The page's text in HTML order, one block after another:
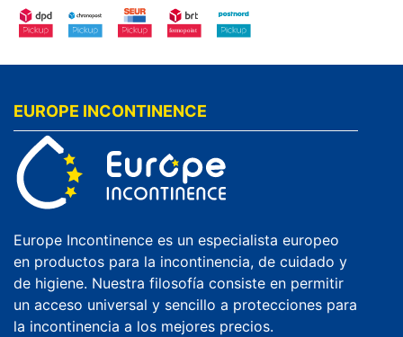
EUROPE INCONTINENCE
Europe Incontinence es un especialista europeo
en productos para la incontinencia, de cuidado y
de higiene. Nuestra filosofía consiste en permitir
un acceso universal y sencillo a protecciones para
la incontinencia a los mejores precios.